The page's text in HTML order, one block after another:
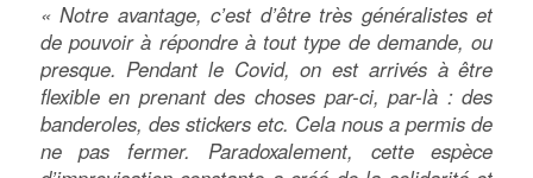
« Notre avantage, c’est d’être très généralistes et
de pouvoir à répondre à tout type de demande, ou
presque. Pendant le Covid, on est arrivés à être
flexible en prenant des choses par-ci, par-là : des
banderoles, des stickers etc. Cela nous a permis de
ne pas fermer. Paradoxalement, cette espèce